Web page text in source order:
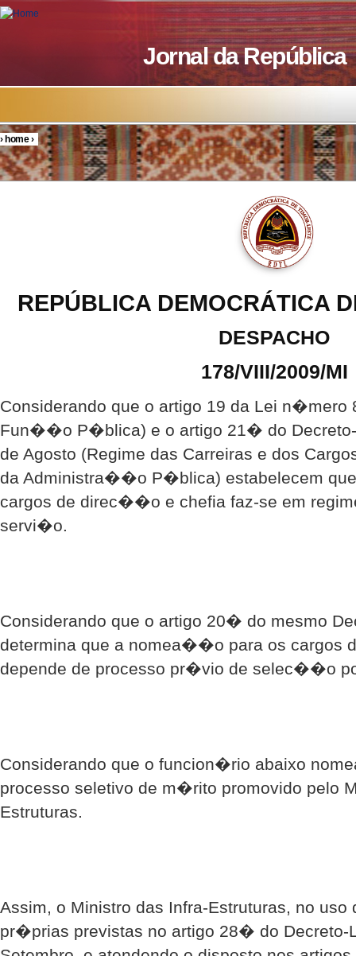
Skip to main content
Jornal da República
You are here
›home›
REPÚBLICA DEMOCRÁTICA
DESPACHO
178/VIII/2009/MI
Considerando que o artigo 19 da Lei n�mero
Fun��o P�blica) e o artigo 21� do
de Agosto (Regime das Carreiras e dos
da Administra��o P�blica) estabelecem
cargos de direc��o e chefia faz-se em
servi�o.
Considerando que o artigo 20� do mesmo
determina que a nomea��o para os cargos
depende de processo pr�vio de selec��o
Considerando que o funcion�rio abaixo
processo seletivo de m�rito promovido pelo
Estruturas.
Assim, o Ministro das Infra-Estruturas, no
pr�prias previstas no artigo 28� do